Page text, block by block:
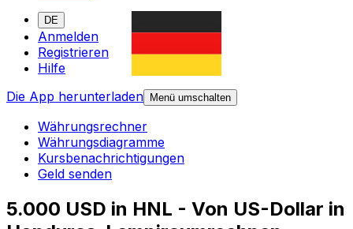
DE
Anmelden
Registrieren
Hilfe
Die App herunterladen
Menü umschalten
Währungsrechner
Währungsdiagramme
Kursbenachrichtigungen
Geld senden
5.000 USD in HNL - Von US-Dollar in